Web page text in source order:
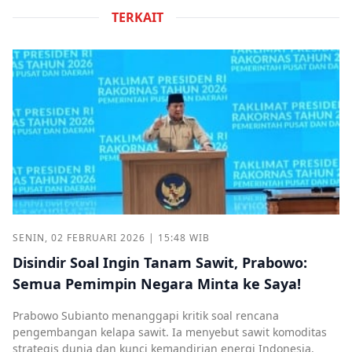
TERKAIT
SENIN, 02 FEBRUARI 2026 | 15:48 WIB
Disindir Soal Ingin Tanam Sawit, Prabowo:
Semua Pemimpin Negara Minta ke Saya!
Prabowo Subianto menanggapi kritik soal rencana
pengembangan kelapa sawit. Ia menyebut sawit komoditas
strategis dunia dan kunci kemandirian energi Indonesia.